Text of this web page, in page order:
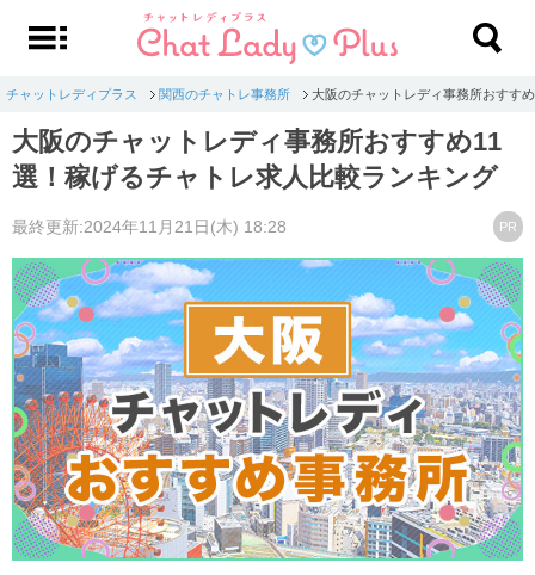
チャットレディプラス 関西のチャトレ事務所 大阪のチャットレディ事務所おすす
大阪のチャットレディ事務所おすすめ11
選！稼げるチャトレ求人比較ランキング
最終更新:2024年11月21日(木) 18:28 PR